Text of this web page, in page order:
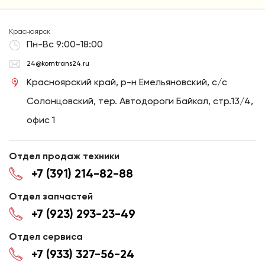
Красноярск
Пн-Вс 9:00-18:00
24@komtrans24.ru
Красноярский край, р-н Емельяновский, с/с
Солонцовский, тер. Автодороги Байкал, стр.13/4,
офис 1
Отдел продаж техники
+7 (391) 214-82-88
Отдел запчастей
+7 (923) 293-23-49
Отдел сервиса
+7 (933) 327-56-24